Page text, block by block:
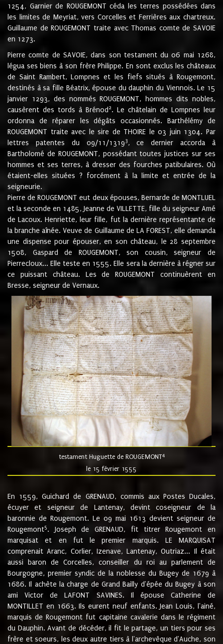
1254, Garnier de ROUGEMONT céda les terres possédées dans
les limites de Meyriat, vers Corcelles et Ferrières aux chartreux.
Guillaume de ROUGEMONT traite avec Thomas comte de SAVOIE
en 1273.
Pierre comte de SAVOIE, dans son testament du 06 mai 1268,
légua ses biens à son frère Philippe. En sont exclus les châteaux
de Saint Rambert, Lompnes et les fiefs situés à Rougemont,
destinés à sa fille Béatrix, épouse du dauphin du Viennois. Le 15
janvier 1293, des nommés ROUGEMONT, hommes dits nobles,
causèrent des tords à Brénod 2. Le châtelain de Lompnes leur
ordonna de réparer les dégâts occasionnés. Barthélémy de
ROUGEMONT traite avec le sire de THOIRE le 03 juin 1304. Par
lettres patentes du 09/11/13193, ce dernier accorda à
Bartholomé de ROUGEMONT, possédant toutes justices sur ses
hommes et ses terres, à dresser des fourches patibulaires. Où
étaient-elles situées ? forcément à la limite et entrée de la
seigneurie.
Pierre de ROUGEMONT eut deux épouses, Bernarde de MONTLUEL
et la seconde en 1485, Jeanne de VILLETTE, fille du seigneur Amé
de Lacoux. Henriette, leur fille, fut la dernière représentante de
la branche aînée. Veuve de Guillaume de LA FOREST, elle demanda
une dispense pour épouser, en son château, le 28 septembre
1508, Gaspard de ROUGEMONT, son cousin, seigneur de
Pierrecloux... Elle teste en 1555. Elle sera la dernière à régner sur
ce puissant château. Les de ROUGEMONT continuèrent en
Bresse, seigneur de Vernaux.
testament Huguette de ROUGEMONT4
le 15 février 1555
En 1559, Guichard de GRENAUD, commis aux Postes Ducales,
écuyer et seigneur de Lantenay, devint coseigneur de la
baronnie de Rougemont. Le 09 mai 1613 devient seigneur de
Rougemont5. Joseph de GRENAUD, fit titrer Rougemont en
marquisat et en fut le premier marquis. LE MARQUISAT
comprenait Aranc, Corlier, Izenave, Lantenay, Outriaz... Il était
aussi baron de Corcelles, conseiller du roi au parlement de
Bourgogne, premier syndic de la noblesse du Bugey de 1679 à
1686. Il achète la charge de Grand Bailly d'épée du Bugey à son
ami Victor de LAFONT SAVINES. Il épouse Catherine de
MONTILLET en 1663. Ils eurent neuf enfants. Jean Louis, l'ainé,
marquis de Rougemont fut capitaine cavalerie dans le régiment
du Dauphin. Avant de décéder, il fit le partage, un tiers pour ses
frère et soeurs, les deux autre tiers à l'archevêque d'Auche, son